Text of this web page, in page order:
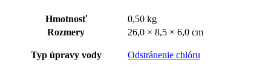
Hmotnosť
0,50 kg
Rozmery
26,0 × 8,5 × 6,0 cm
Typ úpravy vody Odstránenie chlóru